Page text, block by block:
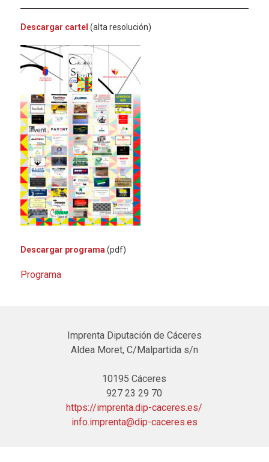
Descargar cartel (alta resolución)
Descargar programa (pdf)
Programa
Imprenta Diputación de Cáceres
Aldea Moret, C/Malpartida s/n
10195 Cáceres
927 23 29 70
https://imprenta.dip-caceres.es/
info.imprenta@dip-caceres.es